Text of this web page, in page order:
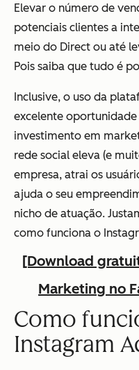
Elevar o número de
potenciais clientes a
meio do Direct ou até
Pois saiba que tudo é
Inclusive, o uso da
excelente
investimento em
rede social eleva (e
empresa, atrai os
ajuda o seu
nicho de atuação.
como funciona o
[Download
Marketing no
Como
Instagram